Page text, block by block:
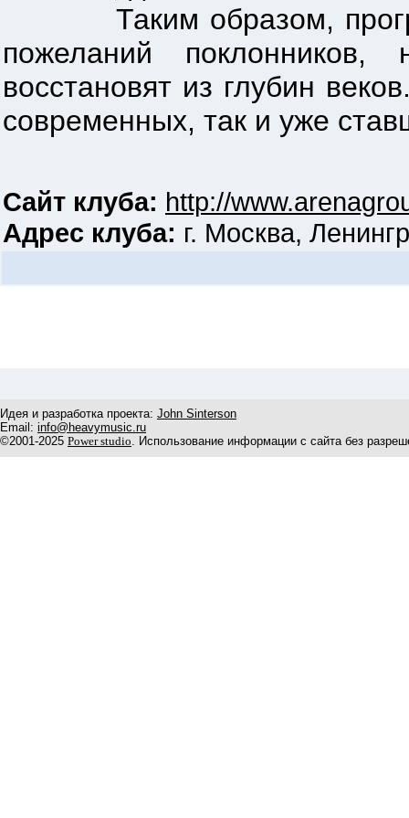
Таким образом,
пожеланий
восстановят из глубин
современных, так и уже
Сайт клуба: http://
Адрес клуба: г. Москва,
Идея и разработка проекта: John Sinterson
Email: info@heavymusic.ru
©2001-2025 Power studio. Использование информации с сайта без